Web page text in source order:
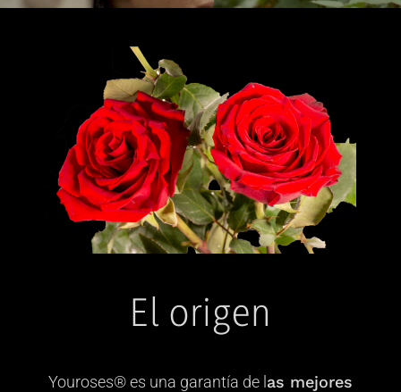
El origen
Youroses® es una garantía de las mejores